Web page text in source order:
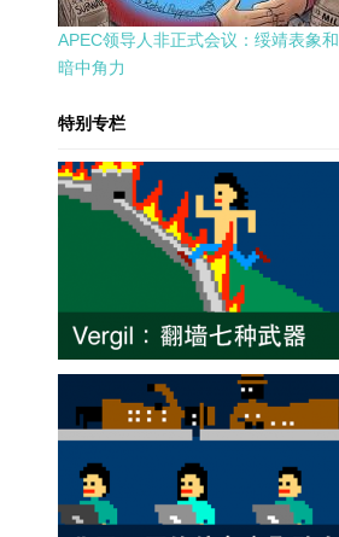
APEC领导人非正式会议：绥靖表象和
暗中角力
特别专栏